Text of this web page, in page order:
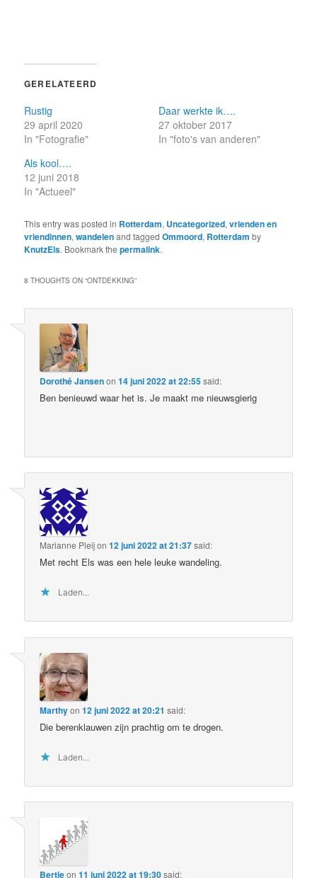
GERELATEERD
Rustig
29 april 2020
In "Fotografie"
Daar werkte ik….
27 oktober 2017
In "foto's van anderen"
Als kool….
12 juni 2018
In "Actueel"
This entry was posted in Rotterdam, Uncategorized,vrienden en
vriendinnen,wandelenand taggedOmmoord, Rotterdam by
KnutzEls. Bookmark thepermalink.
8 THOUGHTS ON “ONTDEKKING”
Dorothé Jansenon14 juni 2022 at 22:55said:
Ben benieuwd waar het is. Je maakt me nieuwsgierig
Marianne Pleijon12 juni 2022 at 21:37said:
Met recht Els was een hele leuke wandeling.
Laden...
Marthyon12 juni 2022 at 20:21 said:
Die berenklauwen zijn prachtig om te drogen.
Laden...
Bertieon11 juni 2022 at 19:30said: